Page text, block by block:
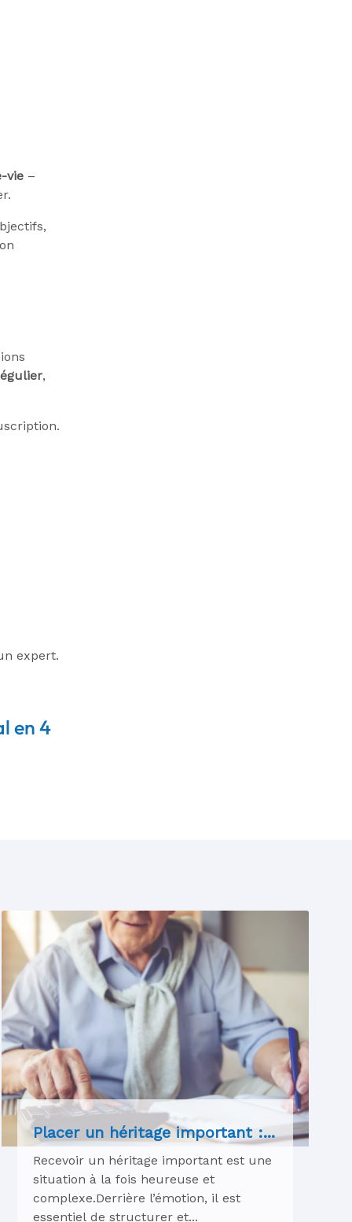
vie –
,
expert.
en 4
Placer un héritage important :...
Recevoir un héritage important est une
situation à la fois heureuse et
complexe.Derrière l’émotion, il est
essentiel de structurer et...